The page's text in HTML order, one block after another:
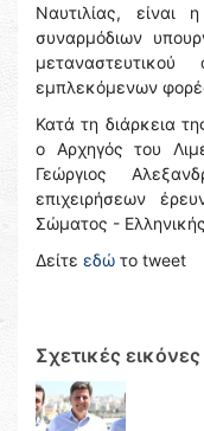
Ναυτιλίας, είναι
συναρμόδιων
εμπλεκόμενων
Κατά τη διάρκεια
ο Αρχηγός του
Γεώργιος
επιχειρήσεων
Σώματος -
Δείτε εδώ το tweet
Σχετικές εικόνες